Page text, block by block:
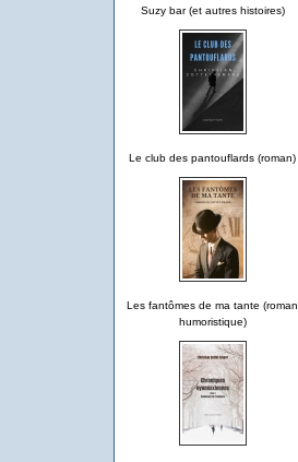
Suzy bar (et autres histoires)
Le club des pantouflards (roman)
Les fantômes de ma tante (roman
humoristique)